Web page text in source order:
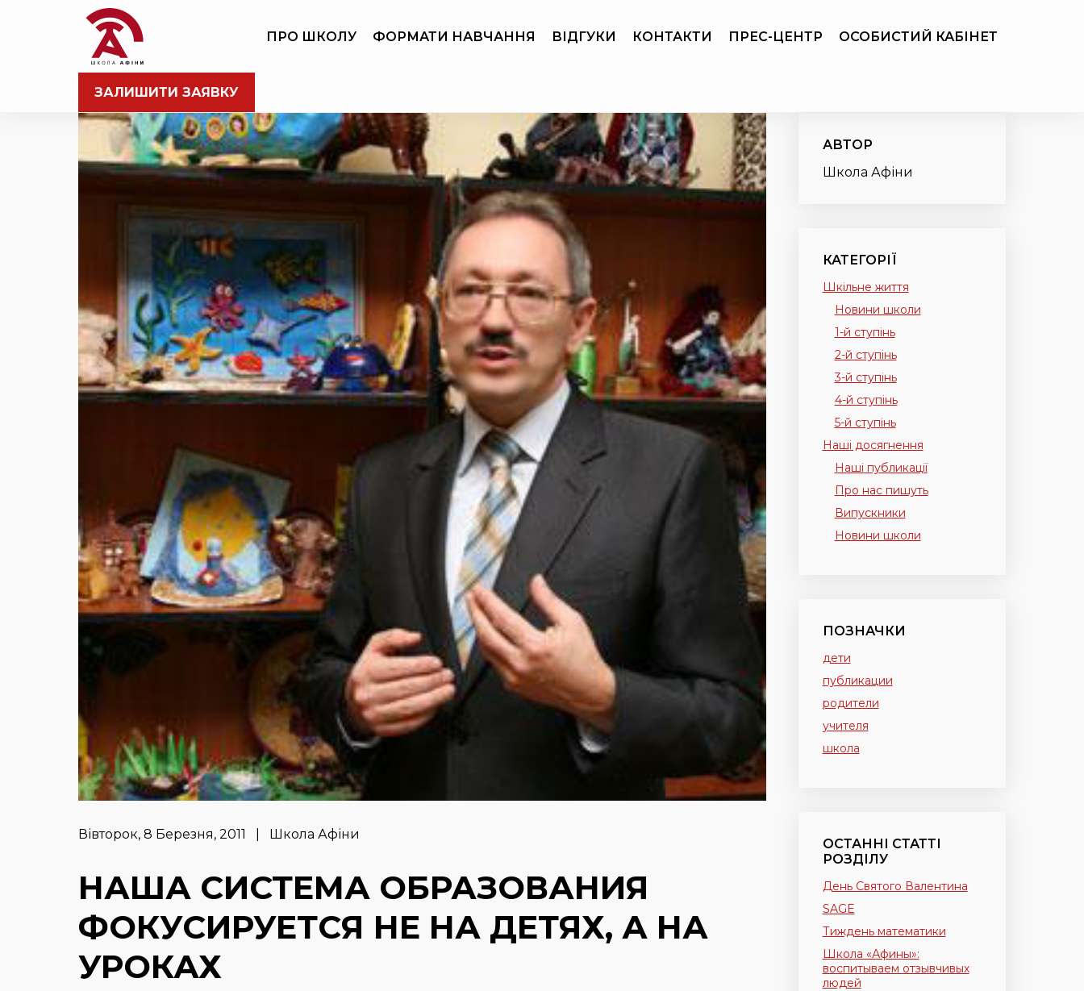
ПРО ШКОЛУ ФОРМАТИ НАВЧАННЯ ВІДГУКИ КОНТАКТИ ПРЕС-ЦЕНТР ОСОБИСТИЙ КАБІНЕТ
ЗАЛИШИТИ ЗАЯВКУ
Вівторок, 8 Березня, 2011 | Школа Афіни
НАША СИСТЕМА ОБРАЗОВАНИЯ
ФОКУСИРУЕТСЯ НЕ НА ДЕТЯХ, А НА
УРОКАХ
АВТОР
Школа Афіни
КАТЕГОРІЇ
Шкільне життя
Новини школи
1-й ступінь
2-й ступінь
3-й ступінь
4-й ступінь
5-й ступінь
Наші досягнення
Наші публикації
Про нас пишуть
Випускники
Новини школи
ПОЗНАЧКИ
дети
публикации
родители
учителя
школа
ОСТАННІ СТАТТІ
РОЗДІЛУ
День Святого Валентина
SAGE
Тиждень математики
Школа «Афины»:
воспитываем отзывчивых
людей